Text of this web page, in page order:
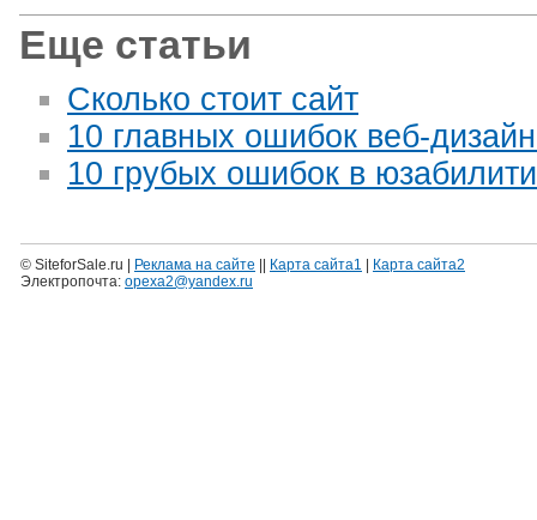
Еще статьи
Сколько стоит сайт
10 главных ошибок веб-
10 грубых ошибок в
© SiteforSale.ru | Реклама на сайте Карта сайта1
Карта сайта2
Электропочта: opexa2@yandex.ru